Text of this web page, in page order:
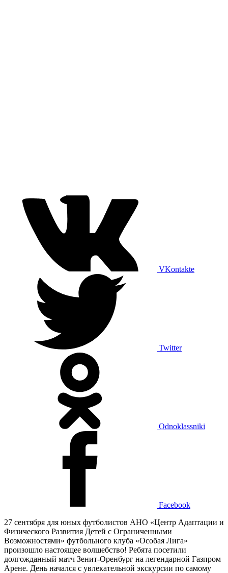
VKontakte
Twitter
Odnoklassniki
Facebook
27 сентября для юных футболистов АНО «Центр Адаптации и
Физического Развития Детей с Ограниченными
Возможностями» футбольного клуба «Особая Лига»
произошло настоящее волшебство! Ребята посетили
долгожданный матч Зенит-Оренбург на легендарной Газпром
Арене. День начался с увлекательной экскурсии по самому